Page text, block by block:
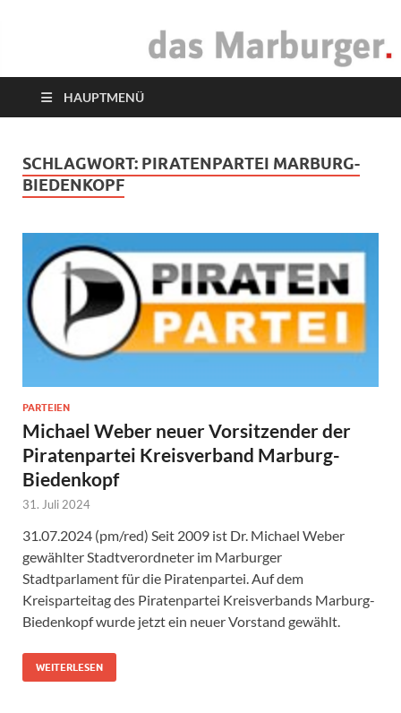
das Marburger.
HAUPTMENÜ
SCHLAGWORT: PIRATENPARTEI MARBURG-
BIEDENKOPF
PARTEIEN
Michael Weber neuer Vorsitzender der
Piratenpartei Kreisverband Marburg-
Biedenkopf
31. Juli 2024
31.07.2024 (pm/red) Seit 2009 ist Dr. Michael Weber
gewählter Stadtverordneter im Marburger
Stadtparlament für die Piratenpartei. Auf dem
Kreisparteitag des Piratenpartei Kreisverbands Marburg-
Biedenkopf wurde jetzt ein neuer Vorstand gewählt.
WEITERLESEN